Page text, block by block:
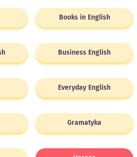
Books in English
Business English
Everyday English
Gramatyka